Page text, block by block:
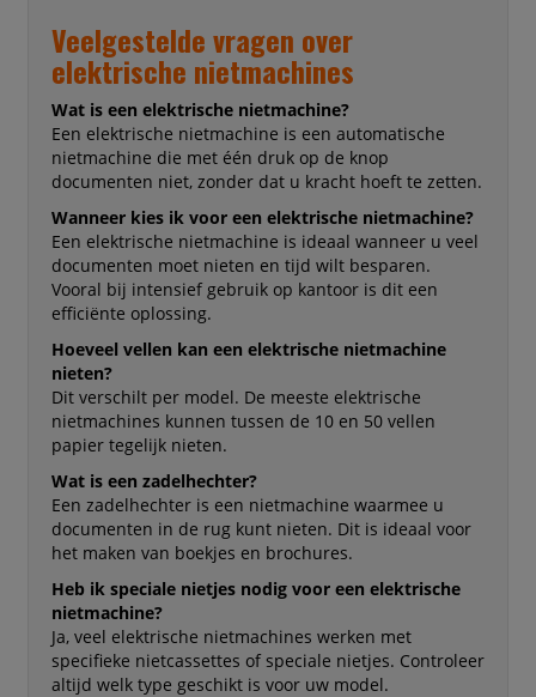
Veelgestelde vragen over
elektrische nietmachines
Wat is een elektrische nietmachine?
Een elektrische nietmachine is een automatische
nietmachine die met één druk op de knop
documenten niet, zonder dat u kracht hoeft te zetten.
Wanneer kies ik voor een elektrische nietmachine?
Een elektrische nietmachine is ideaal wanneer u veel
documenten moet nieten en tijd wilt besparen.
Vooral bij intensief gebruik op kantoor is dit een
efficiënte oplossing.
Hoeveel vellen kan een elektrische nietmachine
nieten?
Dit verschilt per model. De meeste elektrische
nietmachines kunnen tussen de 10 en 50 vellen
papier tegelijk nieten.
Wat is een zadelhechter?
Een zadelhechter is een nietmachine waarmee u
documenten in de rug kunt nieten. Dit is ideaal voor
het maken van boekjes en brochures.
Heb ik speciale nietjes nodig voor een elektrische
nietmachine?
Ja, veel elektrische nietmachines werken met
specifieke nietcassettes of speciale nietjes. Controleer
altijd welk type geschikt is voor uw model.